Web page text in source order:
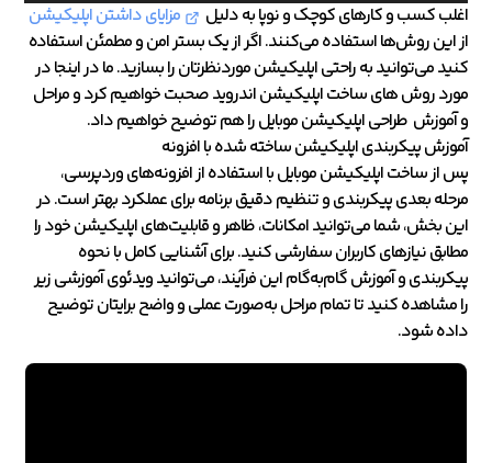
اغلب کسب و کارهای کوچک و نوپا به دلیل
مزایای داشتن اپلیکیشن
از این روش‌ها استفاده می‌کنند. اگر از یک بستر امن و مطمئن استفاده
کنید می‌توانید به راحتی اپلیکیشن موردنظرتان را بسازید. ما در اینجا در
مورد روش‌ های ساخت اپلیکیشن اندروید صحبت خواهیم کرد و مراحل
و آموزش طراحی اپلیکیشن موبایل را هم توضیح خواهیم داد.
آموزش پیکربندی اپلیکیشن ساخته شده با افزونه
پس از ساخت اپلیکیشن موبایل با استفاده از افزونه‌های وردپرسی،
مرحله بعدی پیکربندی و تنظیم دقیق برنامه برای عملکرد بهتر است. در
این بخش، شما می‌توانید امکانات، ظاهر و قابلیت‌های اپلیکیشن خود را
مطابق نیازهای کاربران سفارشی کنید. برای آشنایی کامل با نحوه
پیکربندی و آموزش گام‌به‌گام این فرآیند، می‌توانید ویدئوی آموزشی زیر
را مشاهده کنید تا تمام مراحل به‌صورت عملی و واضح برایتان توضیح
داده شود.